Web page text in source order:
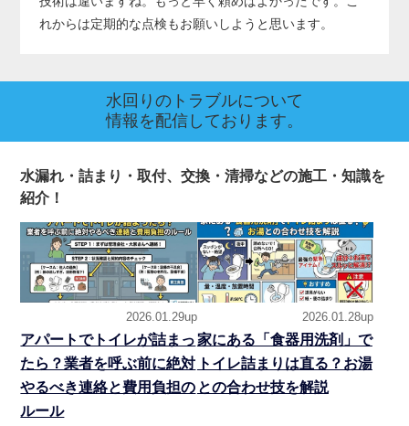
れからは定期的な点検もお願いしようと思います。
水回りのトラブルについて
情報を配信しております。
水漏れ・詰まり・取付、交換・清掃などの施工・知識を
紹介！
2026.01.29up
アパートでトイレが詰まっ
たら？業者を呼ぶ前に絶対
やるべき連絡と費用負担の
ルール
2026.01.28up
家にある「食器用洗剤」で
トイレ詰まりは直る？お湯
との合わせ技を解説